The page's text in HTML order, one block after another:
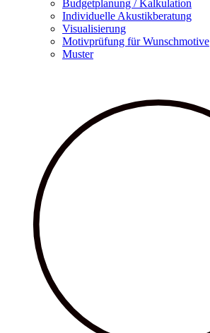
Budgetplanung / Kalkulation
Individuelle Akustikberatung
Visualisierung
Motivprüfung für Wunschmotive
Muster